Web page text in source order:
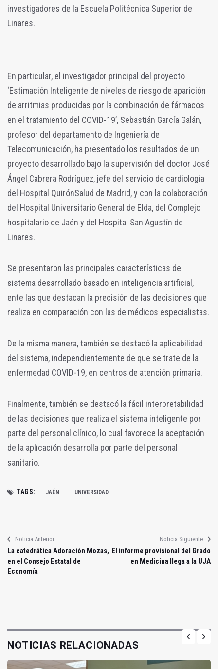
investigadores de la Escuela Politécnica Superior de
Linares.
En particular, el investigador principal del proyecto
‘Estimación Inteligente de niveles de riesgo de aparición
de arritmias producidas por la combinación de fármacos
en el tratamiento del COVID-19’, Sebastián García Galán,
profesor del departamento de Ingeniería de
Telecomunicación, ha presentado los resultados de un
proyecto desarrollado bajo la supervisión del doctor José
Ángel Cabrera Rodríguez, jefe del servicio de cardiología
del Hospital QuirónSalud de Madrid, y con la colaboración
del Hospital Universitario General de Elda, del Complejo
hospitalario de Jaén y del Hospital San Agustín de
Linares.
Se presentaron las principales características del
sistema desarrollado basado en inteligencia artificial,
ente las que destacan la precisión de las decisiones que
realiza en comparación con las de médicos especialistas.
De la misma manera, también se destacó la aplicabilidad
del sistema, independientemente de que se trate de la
enfermedad COVID-19, en centros de atención primaria.
Finalmente, también se destacó la fácil interpretabilidad
de las decisiones que realiza el sistema inteligente por
parte del personal clínico, lo cual favorece la aceptación
de la aplicación desarrolla por parte del personal
sanitario.
TAGS: JAÉN UNIVERSIDAD
Noticia Anterior
La catedrática Adoración Mozas,
en el Consejo Estatal de
Economía
Noticia Siguiente
El informe provisional del Grado
en Medicina llega a la UJA
NOTICIAS RELACIONADAS